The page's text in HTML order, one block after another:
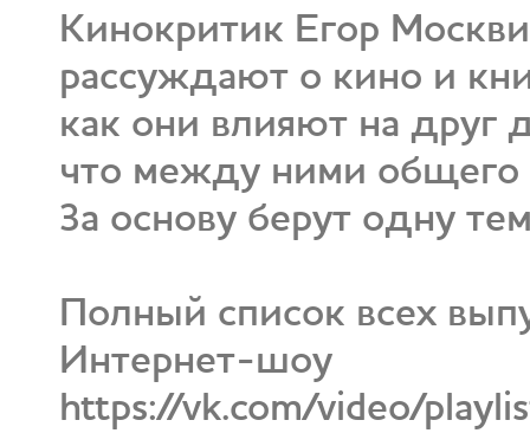
Кинокритик Егор
рассуждают о кино и
как они влияют на друг
что между ними общего
За основу берут одну
Полный список всех
Интернет-шоу
https://vk.com/video/